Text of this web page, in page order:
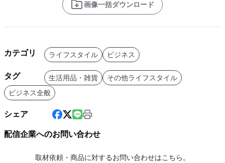
画像一括ダウンロード
カテゴリ ライフスタイル ビジネス
タグ 生活用品・雑貨
その他ライフスタイル
ビジネス全般
シェア
配信企業へのお問い合わせ
取材依頼・商品に対するお問い合わせはこちら。